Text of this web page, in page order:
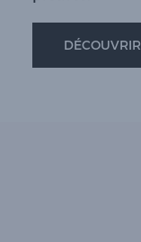
DÉCOUVRIR